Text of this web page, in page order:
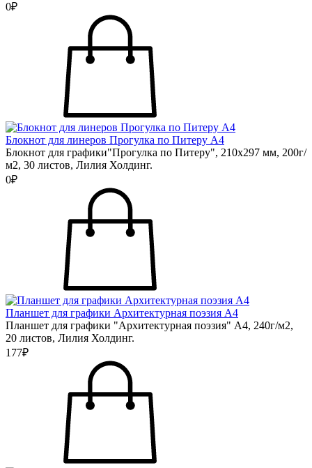
0₽
Блокнот для линеров Прогулка по Питеру А4
Блокнот для графики"Прогулка по Питеру", 210х297 мм, 200г/
м2, 30 листов, Лилия Холдинг.
0₽
Планшет для графики Архитектурная поэзия А4
Планшет для графики "Архитектурная поэзия" А4, 240г/м2,
20 листов, Лилия Холдинг.
177₽